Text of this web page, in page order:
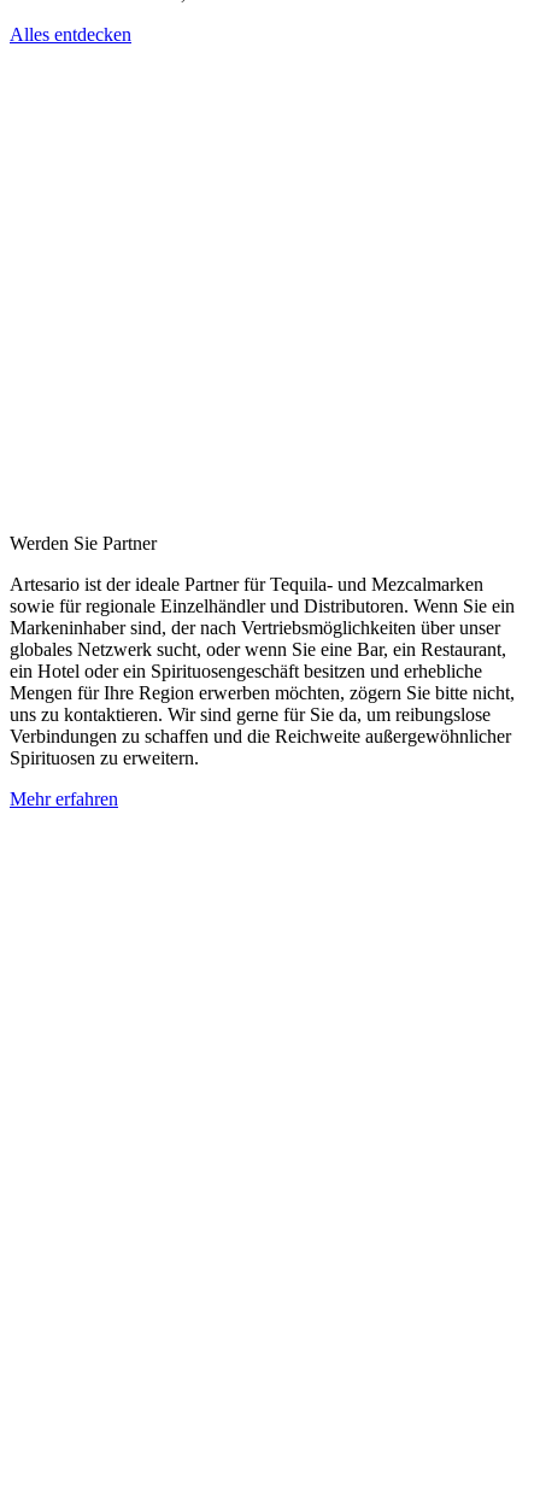
Alles entdecken
Werden Sie Partner
Artesario ist der ideale Partner für Tequila- und Mezcalmarken
sowie für regionale Einzelhändler und Distributoren. Wenn Sie ein
Markeninhaber sind, der nach Vertriebsmöglichkeiten über unser
globales Netzwerk sucht, oder wenn Sie eine Bar, ein Restaurant,
ein Hotel oder ein Spirituosengeschäft besitzen und erhebliche
Mengen für Ihre Region erwerben möchten, zögern Sie bitte nicht,
uns zu kontaktieren. Wir sind gerne für Sie da, um reibungslose
Verbindungen zu schaffen und die Reichweite außergewöhnlicher
Spirituosen zu erweitern.
Mehr erfahren